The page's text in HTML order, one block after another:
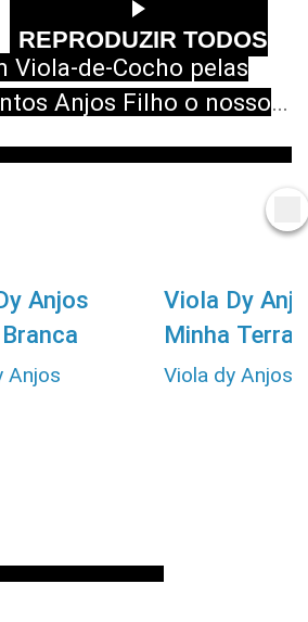
REPRODUZIR TODOS
Viola-de-Cocho pelas
Anjos Filho o nosso
Anjos
Anjos
Viola Dy Anjos
Minha Terra é
Aqui
Viola dy Anjos